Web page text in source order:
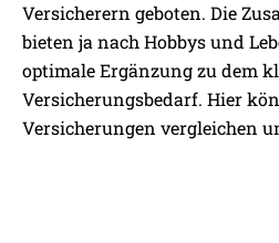
Versicherern geboten. Die
bieten ja nach Hobbys und
optimale Ergänzung zu dem
Versicherungsbedarf. Hier
Versicherungen vergleichen